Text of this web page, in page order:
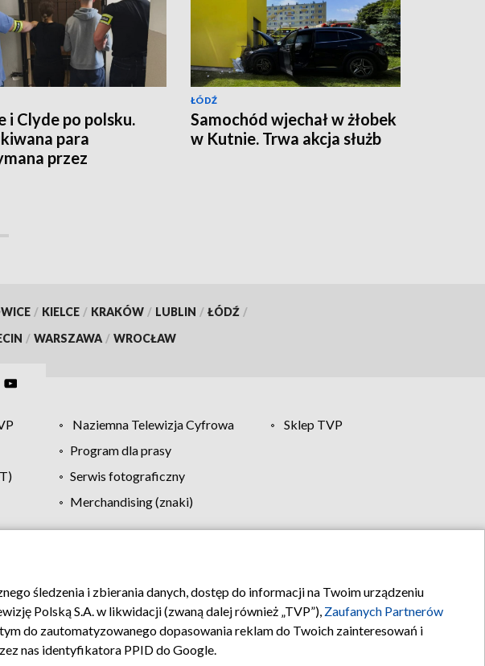
i Clyde po polsku.
para
przez
ŁÓDŹ
Samochód wjechał w żłobek
w Kutnie. Trwa akcja służb
/ KIELCE / KRAKÓW / LUBLIN / ŁÓDŹ /
/ WARSZAWA / WROCŁAW
Naziemna Telewizja Cyfrowa
Sklep TVP
Program dla prasy
Serwis fotograficzny
Merchandising (znaki)
Pomoc Biuro reklamy Kontakt
śledzenia i zbierania danych, dostęp do informacji na Twoim urządzeniu
Polską S.A. w likwidacji (zwaną dalej również „TVP”), Zaufanych Partnerów
do zautomatyzowanego dopasowania reklam do Twoich zainteresowań i
nas identyfikatora PPID do Google.